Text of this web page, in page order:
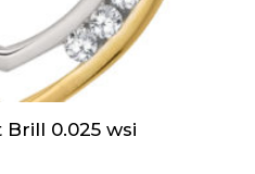
0.025 wsi